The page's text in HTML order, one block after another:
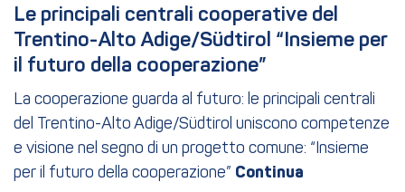
Le principali centrali cooperative del
Trentino-Alto Adige/Südtirol “Insieme per
il futuro della cooperazione”
La cooperazione guarda al futuro: le principali centrali
del Trentino-Alto Adige/Südtirol uniscono competenze
e visione nel segno di un progetto comune: “Insieme
per il futuro della cooperazione”